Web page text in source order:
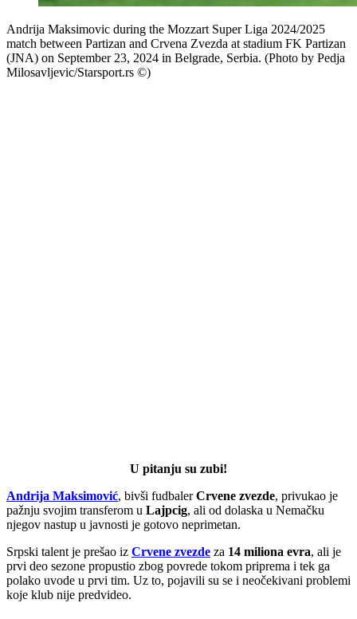
Andrija Maksimovic during the Mozzart Super Liga 2024/2025
match between Partizan and Crvena Zvezda at stadium FK Partizan
(JNA) on September 23, 2024 in Belgrade, Serbia. (Photo by Pedja
Milosavljevic/Starsport.rs ©)
U pitanju su zubi!
Andrija Maksimović, bivši fudbalerCrvene zvezde, privukao je
pažnju svojim transferom u Lajpcig, ali od dolaska u Nemačku
njegov nastup u javnosti je gotovo neprimetan.
Srpski talent je prešao iz Crvene zvezde za 14 miliona evra, ali je
prvi deo sezone propustio zbog povrede tokom priprema i tek ga
polako uvode u prvi tim. Uz to, pojavili su se i neočekivani problemi
koje klub nije predvideo.